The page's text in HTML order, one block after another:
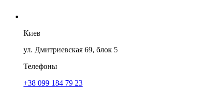
Киев
ул. Дмитриевская 69, блок 5
Телефоны
+38 099 184 79 23